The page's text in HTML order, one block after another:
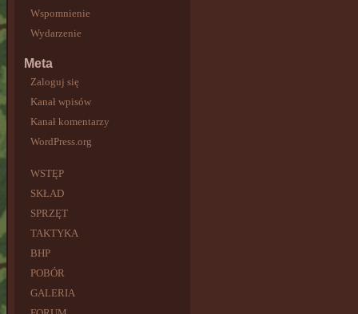
Wspomnienie
Wydarzenie
Meta
Zaloguj się
Kanał wpisów
Kanał komentarzy
WordPress.org
WSTĘP
SKŁAD
SPRZĘT
TAKTYKA
BHP
POBÓR
GALERIA